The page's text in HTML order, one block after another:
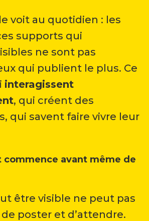
voit au quotidien : les
supports qui
ne sont pas
qui publient le plus. Ce
interagissent
, qui créent des
qui savent faire vivre leur
commence avant même de
être visible ne peut pas
poster et d’attendre.